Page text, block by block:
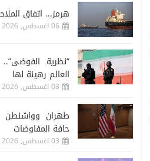
هرمز... اتفاق
06 اغسطس, 2026
“نظرية
العالم رهينة لها
03 اغسطس, 2026
طهران وواشنطن
حافة المفاوضات
03 اغسطس, 2026